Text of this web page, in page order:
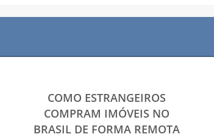
COMO ESTRANGEIROS
COMPRAM IMÓVEIS NO
BRASIL DE FORMA REMOTA